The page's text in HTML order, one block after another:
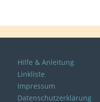
Hilfe & Anleitung
Linkliste
Impressum
Datenschutzerklärung